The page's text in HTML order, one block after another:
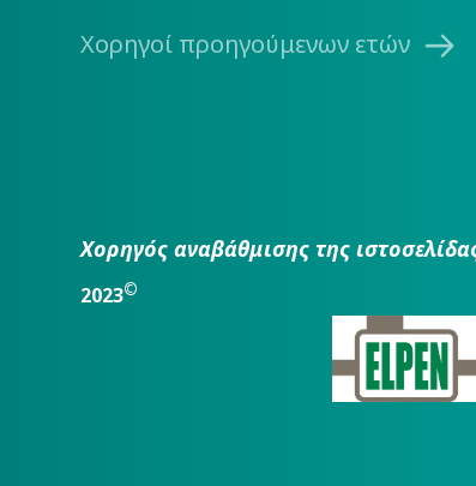
Χορηγοί προηγούμενων ετών
Χορηγός αναβάθμισης της
2023©